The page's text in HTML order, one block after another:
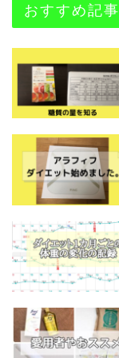
おすすめ記事